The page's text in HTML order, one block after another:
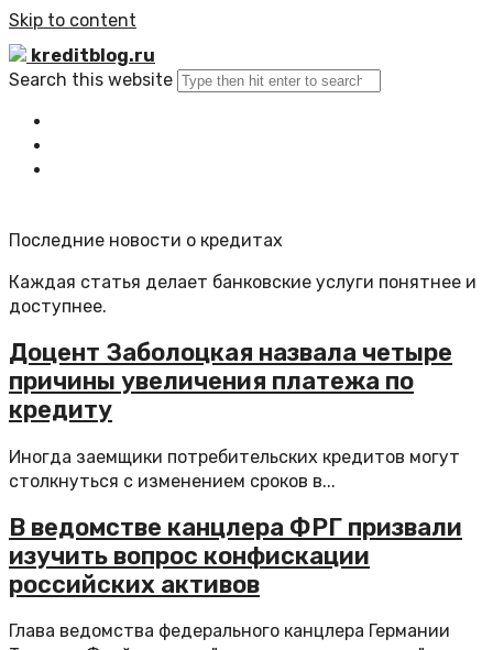
Skip to content
kreditblog.ru
Search this website
Последние новости о кредитах
Каждая статья делает банковские услуги понятнее и
доступнее.
Доцент Заболоцкая назвала четыре
причины увеличения платежа по
кредиту
Иногда заемщики потребительских кредитов могут
столкнуться с изменением сроков в...
В ведомстве канцлера ФРГ призвали
изучить вопрос конфискации
российских активов
Глава ведомства федерального канцлера Германии